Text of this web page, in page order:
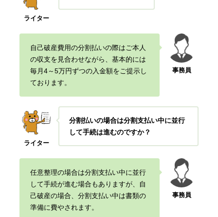
ライター
事務員
自己破産費用の分割払いの際はご本人
の収支を見合わせながら、基本的には
毎月4～5万円ずつの入金額をご提示し
ております。
ライター
分割払いの場合は分割支払い中に並行
して手続は進むのですか？
事務員
任意整理の場合は分割支払い中に並行
して手続が進む場合もありますが、
自
己破産の場合、分割支払い中は書類の
準備に費やされます。